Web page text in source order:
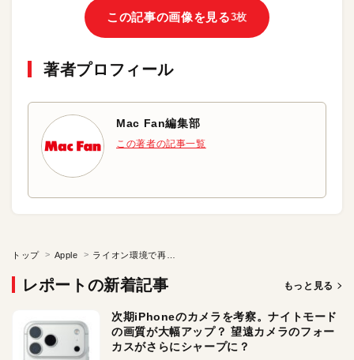
この記事の画像を見る3枚
著者プロフィール
Mac Fan編集部
この著者の記事一覧
トップ Apple
レポートの新着記事 もっと見る
次期iPhoneのカメラを考察。ナイトモード
の画質が大幅アップ？ 望遠カメラのフォー
カスがさらにシャープに？